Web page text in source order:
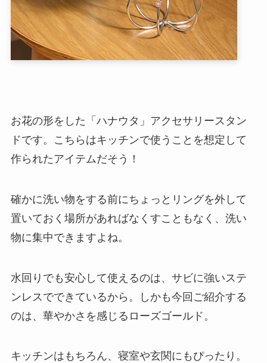
お花の形をした「ハナウタ」アクセサリースタン
ドです。こちらはキッチンで使うことを想定して
作られたアイテムだそう！
確かに洗い物をする前にちょっとリングを外して
置いておく場所があればなくすこともなく、洗い
物に集中できますよね。
水回りでも安心して使えるのは、サビに強いステ
ンレスでできているから。しかも今回ご紹介する
のは、華やかさを感じるローズゴールド。
キッチンはもちろん、寝室や玄関にもぴったり。